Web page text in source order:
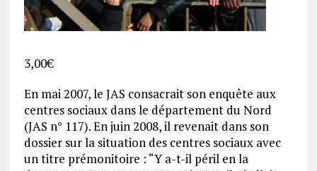
3,00€
En mai 2007, le JAS consacrait son enquête aux
centres sociaux dans le département du Nord
(JAS n° 117). En juin 2008, il revenait dans son
dossier sur la situation des centres sociaux avec
un titre prémonitoire : “Y a-t-il péril en la